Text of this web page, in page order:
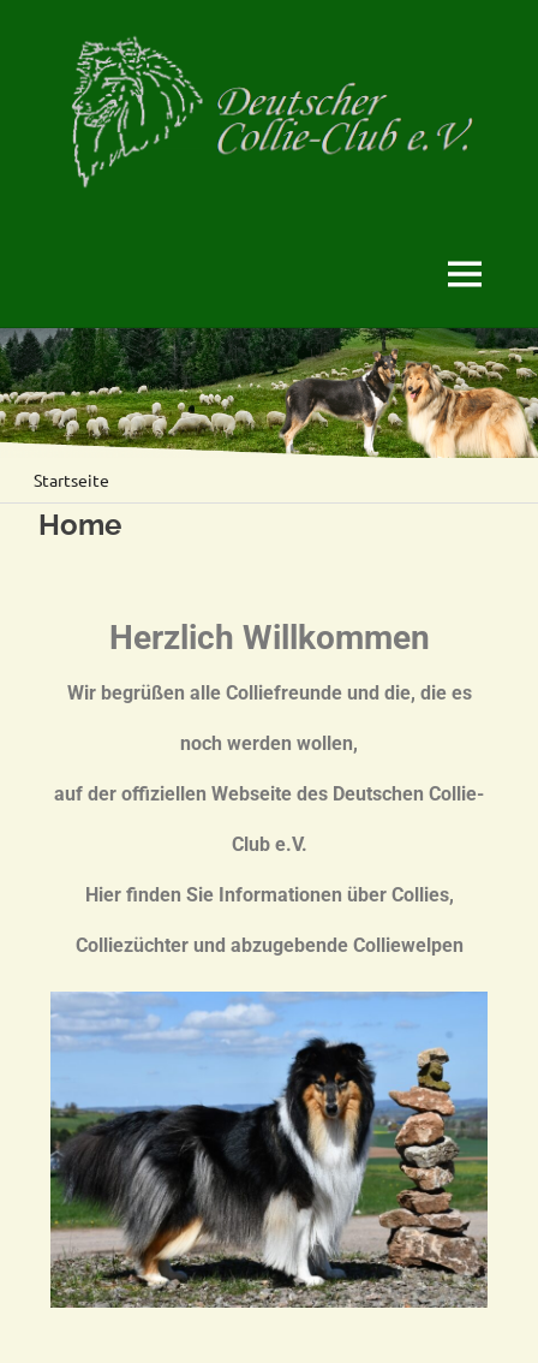
Club
e.
V.
Startseite
Home
Herzlich Willkommen
Wir begrüßen alle Colliefreunde und die, die es
noch werden wollen,
auf der offiziellen Webseite des Deutschen Collie-
Club e.V.
Hier finden Sie Informationen über Collies,
Colliezüchter und abzugebende Colliewelpen